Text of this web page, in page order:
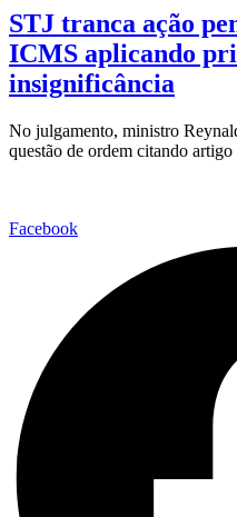
STJ tranca ação
ICMS aplicando
insignificância
No julgamento, ministro
questão de ordem citando
Facebook